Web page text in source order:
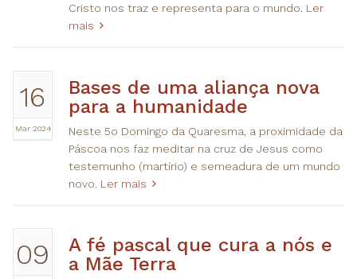
Cristo nos traz e representa para o mundo. Ler
mais
16
Mar 2024
Bases de uma aliança nova
para a humanidade
Neste 5o Domingo da Quaresma, a proximidade da
Páscoa nos faz meditar na cruz de Jesus como
testemunho (martírio) e semeadura de um mundo
novo. Ler mais
09
A fé pascal que cura a nós e
a Mãe Terra